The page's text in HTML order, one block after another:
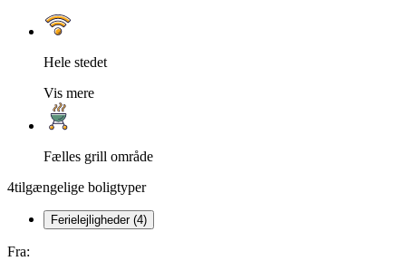
Hele stedet
Vis mere
Fælles grill område
4tilgængelige boligtyper
Ferielejligheder (4)
Fra: